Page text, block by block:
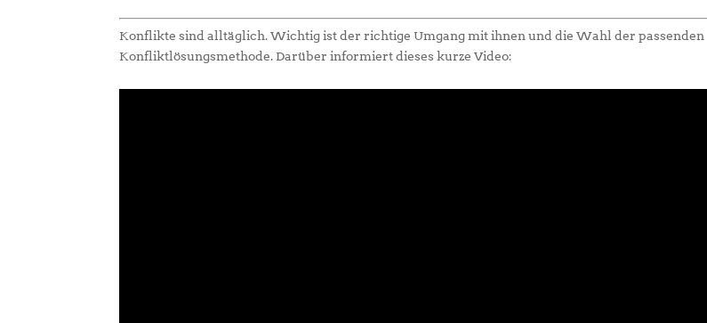
Konflikte sind alltäglich. Wichtig ist der richtige Umgang mit ihnen und die Wahl der passenden
Konfliktlösungsmethode. Darüber informiert dieses kurze Video: